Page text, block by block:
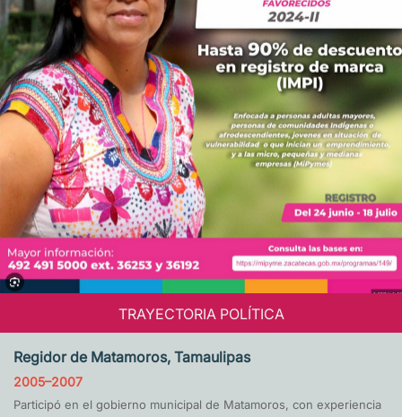
TRAYECTORIA POLÍTICA
Regidor de Matamoros, Tamaulipas
2005–2007
Participó en el gobierno municipal de Matamoros, con experiencia